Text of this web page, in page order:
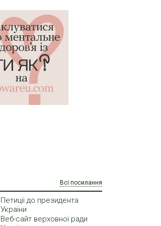
Всі посилання
Петиції до президента
України
Веб-сайт верховної ради